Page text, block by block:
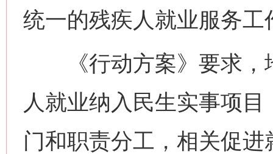
统一的残疾人就业服务工
《行动方案》要求，
人就业纳入民生实事项
门和职责分工，相关促